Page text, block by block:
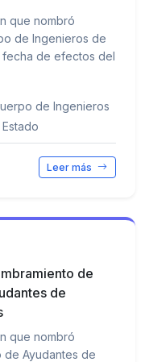
que nombró
de Ingenieros de
fecha de efectos del
de Ingenieros
Leer más
de
de
que nombró
Ayudantes de